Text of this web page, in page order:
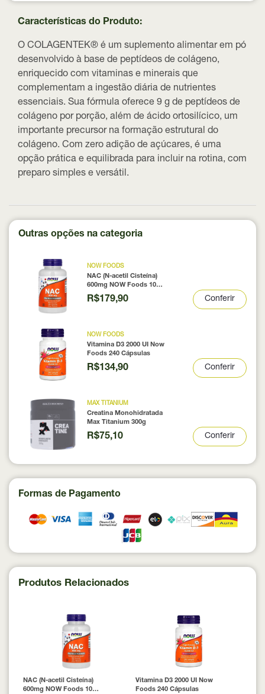
Características do Produto:
O COLAGENTEK® é um suplemento alimentar em pó
desenvolvido à base de peptídeos de colágeno,
enriquecido com vitaminas e minerais que
complementam a ingestão diária de nutrientes
essenciais. Sua fórmula oferece 9 g de peptídeos de
colágeno por porção, além de ácido ortosilícico, um
importante precursor na formação estrutural do
colágeno. Com zero adição de açúcares, é uma
opção prática e equilibrada para incluir na rotina, com
preparo simples e versátil.
Outras opções na categoria
NOW FOODS
NAC (N-acetil Cisteína)
600mg NOW Foods 100
Cápsulas
R$179,90 Conferir
NOW FOODS
Vitamina D3 2000 UI Now
Foods 240 Cápsulas
R$134,90 Conferir
MAX TITANIUM
Creatina Monohidratada
Max Titanium 300g
R$75,10 Conferir
Formas de Pagamento
Produtos Relacionados
NAC (N-acetil Cisteína)
600mg NOW Foods 100
Vitamina D3 2000 UI Now
Foods 240 Cápsulas